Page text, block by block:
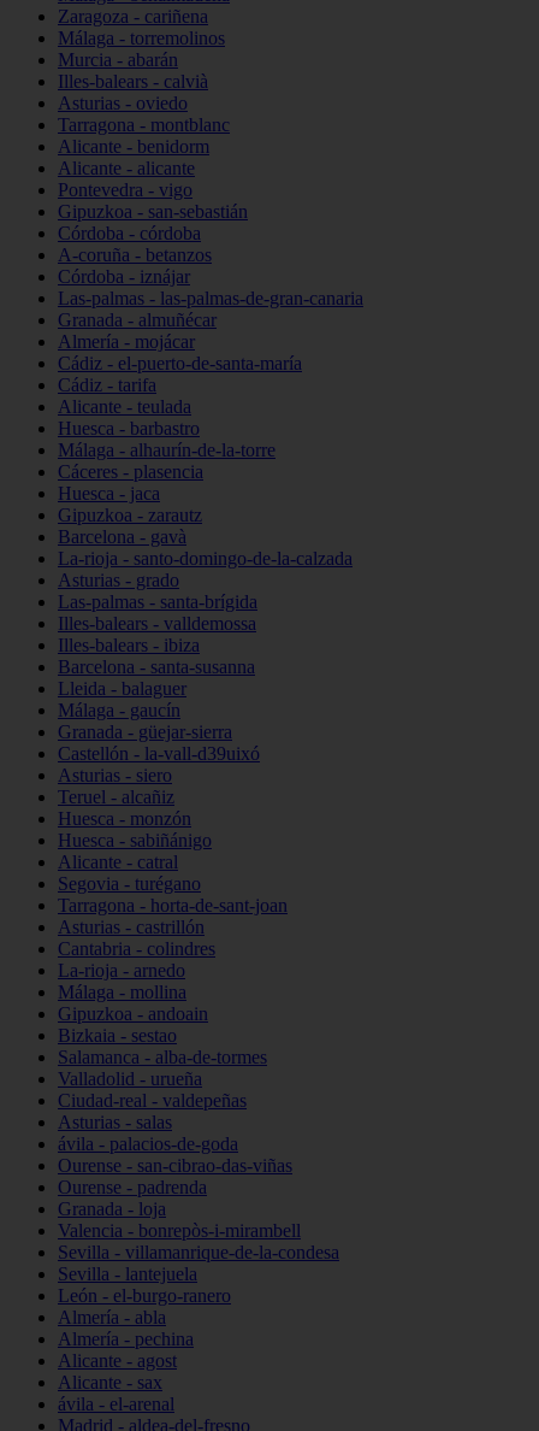
Zaragoza - cariñena
Málaga - torremolinos
Murcia - abarán
Illes-balears - calvià
Asturias - oviedo
Tarragona - montblanc
Alicante - benidorm
Alicante - alicante
Pontevedra - vigo
Gipuzkoa - san-sebastián
Córdoba - córdoba
A-coruña - betanzos
Córdoba - iznájar
Las-palmas - las-palmas-de-gran-canaria
Granada - almuñécar
Almería - mojácar
Cádiz - el-puerto-de-santa-maría
Cádiz - tarifa
Alicante - teulada
Huesca - barbastro
Málaga - alhaurín-de-la-torre
Cáceres - plasencia
Huesca - jaca
Gipuzkoa - zarautz
Barcelona - gavà
La-rioja - santo-domingo-de-la-calzada
Asturias - grado
Las-palmas - santa-brígida
Illes-balears - valldemossa
Illes-balears - ibiza
Barcelona - santa-susanna
Lleida - balaguer
Málaga - gaucín
Granada - güejar-sierra
Castellón - la-vall-d39uixó
Asturias - siero
Teruel - alcañiz
Huesca - monzón
Huesca - sabiñánigo
Alicante - catral
Segovia - turégano
Tarragona - horta-de-sant-joan
Asturias - castrillón
Cantabria - colindres
La-rioja - arnedo
Málaga - mollina
Gipuzkoa - andoain
Bizkaia - sestao
Salamanca - alba-de-tormes
Valladolid - urueña
Ciudad-real - valdepeñas
Asturias - salas
ávila - palacios-de-goda
Ourense - san-cibrao-das-viñas
Ourense - padrenda
Granada - loja
Valencia - bonrepòs-i-mirambell
Sevilla - villamanrique-de-la-condesa
Sevilla - lantejuela
León - el-burgo-ranero
Almería - abla
Almería - pechina
Alicante - agost
Alicante - sax
ávila - el-arenal
Madrid - aldea-del-fresno